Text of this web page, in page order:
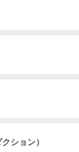
ション）